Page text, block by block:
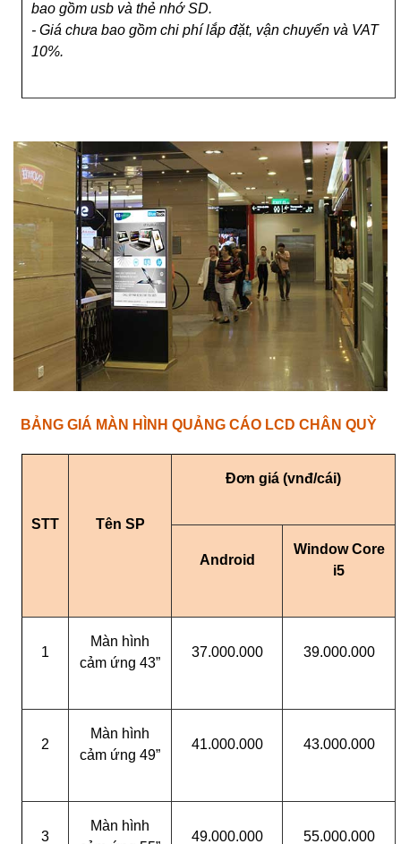
bao gồm usb và thẻ nhớ SD.
- Giá chưa bao gồm chi phí lắp đặt, vận chuyển và VAT
10%.
BẢNG GIÁ MÀN HÌNH QUẢNG CÁO LCD CHÂN QUỲ
STT Tên SP
Đơn giá (vnđ/cái)
Android
Window Core
i5
1
Màn hình
cảm ứng 43”
37.000.000 39.000.000
2
Màn hình
cảm ứng 49”
41.000.000 43.000.000
3
Màn hình
49.000.000 55.000.000